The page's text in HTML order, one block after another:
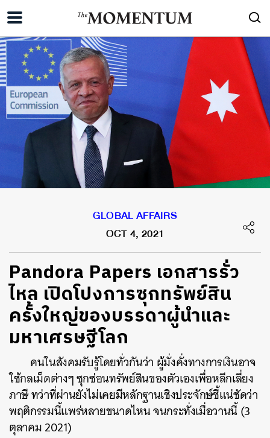
GLOBAL AFFAIRS
OCT 4, 2021
Pandora Papers เอกสารรั่ว
ไหล เปิดโปงการซุกทรัพย์สิน
ครั้งใหญ่ของบรรดาผู้นำและ
มหาเศรษฐีโลก
คนในสังคมรับรู้โดยทั่วกันว่า ผู้มั่งคั่งทางการเงินอาจ
ใช้กลเม็ดต่างๆ ซุกซ่อนทรัพย์สินของตัวเองเพื่อหลีกเลี่ยง
ภาษี ทว่าที่ผ่านยังไม่เคยมีหลักฐานเชิงประจักษ์ชี้แน่ชัดว่า
พฤติกรรมนี้แพร่หลายขนาดไหน จนกระทั่งเมื่อวานนี้ (3
ตุลาคม 2021)